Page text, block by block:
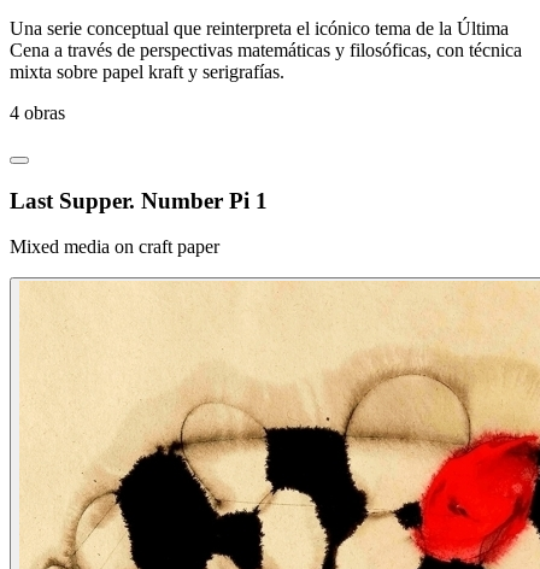
Una serie conceptual que reinterpreta el icónico tema de la Última
Cena a través de perspectivas matemáticas y filosóficas, con técnica
mixta sobre papel kraft y serigrafías.
4 obras
Last Supper. Number Pi 1
Mixed media on craft paper